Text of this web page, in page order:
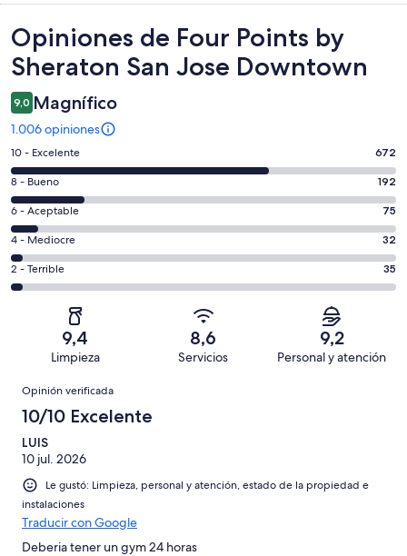
Opiniones
Opiniones de Four Points by
Sheraton San Jose Downtown
9,0 Magnífico
1.006 opiniones
Evaluación:
10
-
Excelente.
672
de
1006
opiniones
10 - Excelente 672
Evaluación:
8
-
Bueno.
192
de
1006
opiniones
8 - Bueno 192
Evaluación:
6
-
Aceptable.
75
opiniones
6 - Aceptable 75
Evaluación:
4
-
4 - Mediocre 32
Evaluación:
2
1006
opiniones
2 - Terrible 35
9,4
Limpieza
8,6
Servicios
9,2
Personal y atención
Opiniones
Opinión verificada
10/10 Excelente
LUIS
10 jul. 2026
Le gustó: Limpieza, personal y atención, estado de la propiedad e
instalaciones
Traducir con Google
Deberia tener un gym 24 horas